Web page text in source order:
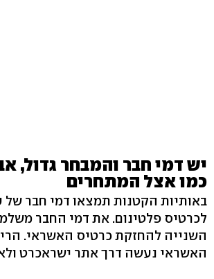
יש דמי חבר והמבחר גדול,
כמו אצל המתחרים
לכרטיס פלטינום. את דמי החבר
השנייה להחזקת כרטיס האשראי.
האשראי נעשה דרך אתר ישראכרט ולא